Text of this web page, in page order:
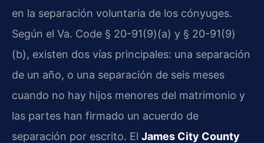
en la separación voluntaria de los cónyuges.
Según el Va. Code § 20-91(9)(a) y § 20-91(9)
(b), existen dos vías principales: una separación
de un año, o una separación de seis meses
cuando no hay hijos menores del matrimonio y
las partes han firmado un acuerdo de
separación por escrito. El James City County